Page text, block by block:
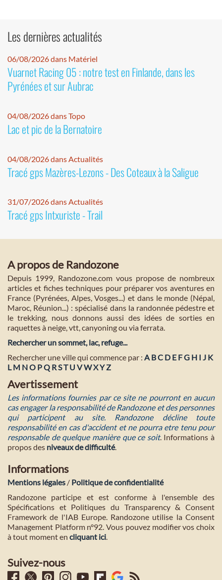
Les dernières actualités
06/08/2026 dans Matériel
Vuarnet Racing 05 : notre test en Finlande, dans les
Pyrénées et sur Aubrac
04/08/2026 dans Topo
Lac et pic de la Bernatoire
04/08/2026 dans Actualités
Tracé gps Mazères-Lezons - Des Coteaux à la Saligue
31/07/2026 dans Actualités
Tracé gps Intxuriste - Trail
A propos de Randozone
Depuis 1999, Randozone.com vous propose de nombreux
articles et fiches techniques pour préparer vos aventures en
France (Pyrénées, Alpes, Vosges...) et dans le monde (Népal,
Maroc, Réunion...) : spécialisé dans la randonnée pédestre et
le trekking, nous donnons aussi des idées de sorties en
raquettes à neige, vtt, canyoning ou via ferrata.
Rechercher un sommet, lac, refuge...
Rechercher une ville qui commence par : A BC D E FG H I J K
L M NO PQ RST U VWXYZ
Avertissement
Les informations fournies par ce site ne pourront en aucun
cas engager la responsabilité de Randozone et des personnes
qui participent au site. Randozone décline toute
responsabilité en cas d'accident et ne pourra etre tenu pour
responsable de quelque manière que ce soit. Informations à
propos des niveaux de difficulté.
Informations
Mentions légales / Politique de confidentialité
Randozone participe et est conforme à l'ensemble des
Spécifications et Politiques du Transparency & Consent
Framework de l'IAB Europe. Randozone utilise la Consent
Management Platform n°92. Vous pouvez modifier vos choix
à tout moment en cliquant ici.
Suivez-nous